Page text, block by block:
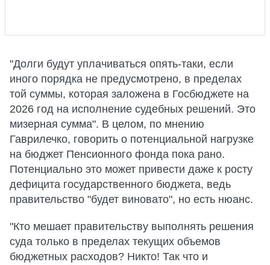
"Долги будут уплачиваться опять-таки, если
иного порядка не предусмотрено, в пределах
той суммы, которая заложена в Госбюджете на
2026 год на исполнение судебных решений. Это
мизерная сумма". В целом, по мнению
Гаврилечко, говорить о потенциальной нагрузке
на бюджет Пенсионного фонда пока рано.
Потенциально это может привести даже к росту
дефицита государственного бюджета, ведь
правительство "будет виновато", но есть нюанс.
"Кто мешает правительству выполнять решения
суда только в пределах текущих объемов
бюджетных расходов? Никто! Так что и